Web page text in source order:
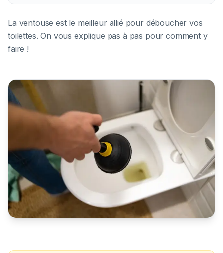
La ventouse est le meilleur allié pour déboucher vos
toilettes. On vous explique pas à pas pour comment y
faire !